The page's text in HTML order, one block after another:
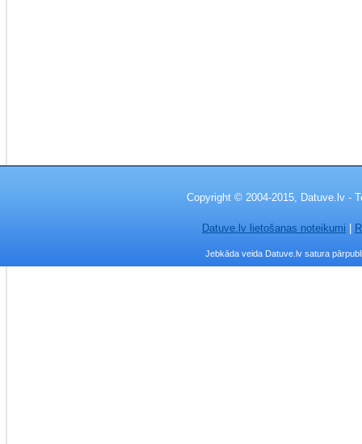
Copyright © 2004-2015, Datuve.lv -
Datuve.lv lietošanas noteikumi
Jebkāda veida Datuve.lv satura